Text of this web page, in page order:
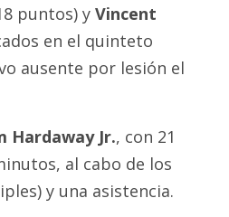
puntos) y Vincent
en el quinteto
ausente por lesión el
Hardaway Jr., con 21
al cabo de los
y una asistencia.